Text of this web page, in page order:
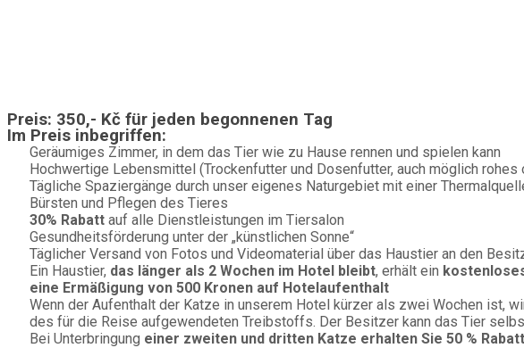
Preis: 350,- Kč für jeden begonnenen Tag
Im Preis inbegriffen:
Geräumiges Zimmer, in dem das Tier wie zu Hause rennen und spielen kann
Hochwertige Lebensmittel (Trockenfutter und Dosenfutter, auch möglich
Tägliche Spaziergänge durch unser eigenes Naturgebiet mit einer
Bürsten und Pflegen des Tieres
30% Rabatt auf alle Dienstleistungen im Tiersalon
Gesundheitsförderung unter der „künstlichen Sonne“
Täglicher Versand von Fotos und Videomaterial über das Haustier an den
Ein Haustier, das länger als 2 Wochen im Hotel bleibt, erhält ein
eine Ermäßigung von 500 Kronen auf Hotelaufenthalt
Wenn der Aufenthalt der Katze in unserem Hotel kürzer als zwei Wochen ist,
des für die Reise aufgewendeten Treibstoffs. Der Besitzer kann das Tier
Bei Unterbringung einer zweiten und dritten Katze erhalten Sie 50 % Rabatt